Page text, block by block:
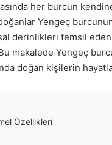
her burcun
Yengeç
derinlikleri temsil
makalede Yengeç
doğan kişilerin
Özellikleri